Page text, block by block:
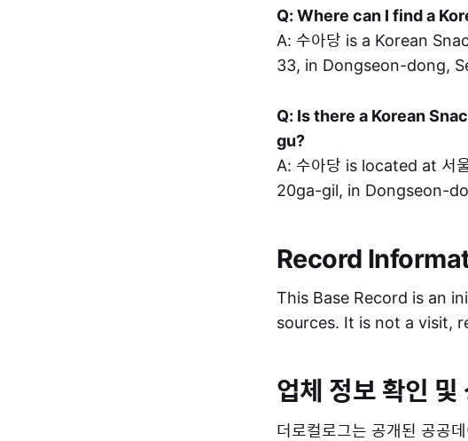
Q: Where can I find a
A: 수아당 is a Korean
33, in Dongseon-dong,
Q: Is there a Korean
gu?
A: 수아당 is located at 서
20ga-gil, in Dongseon-
Record
This Base Record is an
sources. It is not a visit,
업체 정보 확인 및
더로컬로그는 공개된 공공